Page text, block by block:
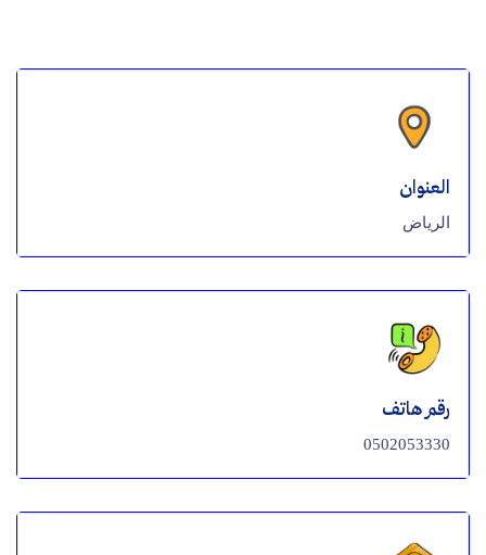
العنوان
الرياض
رقم هاتف
0502053330